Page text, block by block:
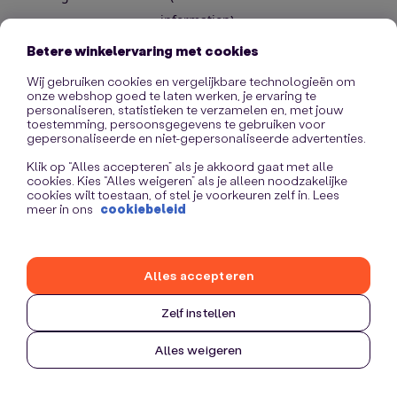
information).
Betere winkelervaring met cookies
Wij gebruiken cookies en vergelijkbare technologieën om
onze webshop goed te laten werken, je ervaring te
personaliseren, statistieken te verzamelen en, met jouw
toestemming, persoonsgegevens te gebruiken voor
gepersonaliseerde en niet-gepersonaliseerde advertenties.
Klik op “Alles accepteren” als je akkoord gaat met alle
cookies. Kies “Alles weigeren” als je alleen noodzakelijke
cookies wilt toestaan, of stel je voorkeuren zelf in. Lees
meer in ons cookiebeleid
Zelf instellen
Alles weigeren
Alles accepteren